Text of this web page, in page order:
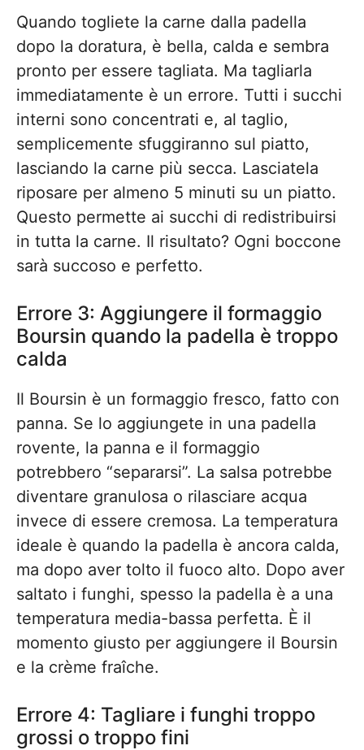
Quando togliete la carne dalla padella
dopo la doratura, è bella, calda e sembra
pronto per essere tagliata. Ma tagliarla
immediatamente è un errore. Tutti i succhi
interni sono concentrati e, al taglio,
semplicemente sfuggiranno sul piatto,
lasciando la carne più secca. Lasciatela
riposare per almeno 5 minuti su un piatto.
Questo permette ai succhi di redistribuirsi
in tutta la carne. Il risultato? Ogni boccone
sarà succoso e perfetto.
Errore 3: Aggiungere il formaggio
Boursin quando la padella è troppo
calda
Il Boursin è un formaggio fresco, fatto con
panna. Se lo aggiungete in una padella
rovente, la panna e il formaggio
potrebbero “separarsi”. La salsa potrebbe
diventare granulosa o rilasciare acqua
invece di essere cremosa. La temperatura
ideale è quando la padella è ancora calda,
ma dopo aver tolto il fuoco alto. Dopo aver
saltato i funghi, spesso la padella è a una
temperatura media-bassa perfetta. È il
momento giusto per aggiungere il Boursin
e la crème fraîche.
Errore 4: Tagliare i funghi troppo
grossi o troppo fini